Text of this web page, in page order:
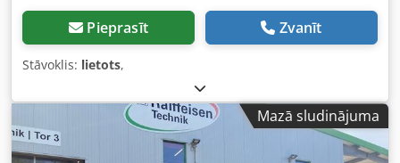
Pieprasīt Zvanīt
Stāvoklis: lietots,
Mazā sludinājuma